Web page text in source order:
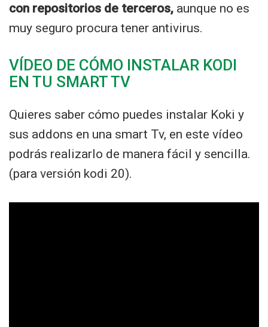
con repositorios de terceros, aunque no es
muy seguro procura tener antivirus.
VÍDEO DE CÓMO INSTALAR KODI
EN TU SMART TV
Quieres saber cómo puedes instalar Koki y
sus addons en una smart Tv, en este vídeo
podrás realizarlo de manera fácil y sencilla.
(para versión kodi 20).